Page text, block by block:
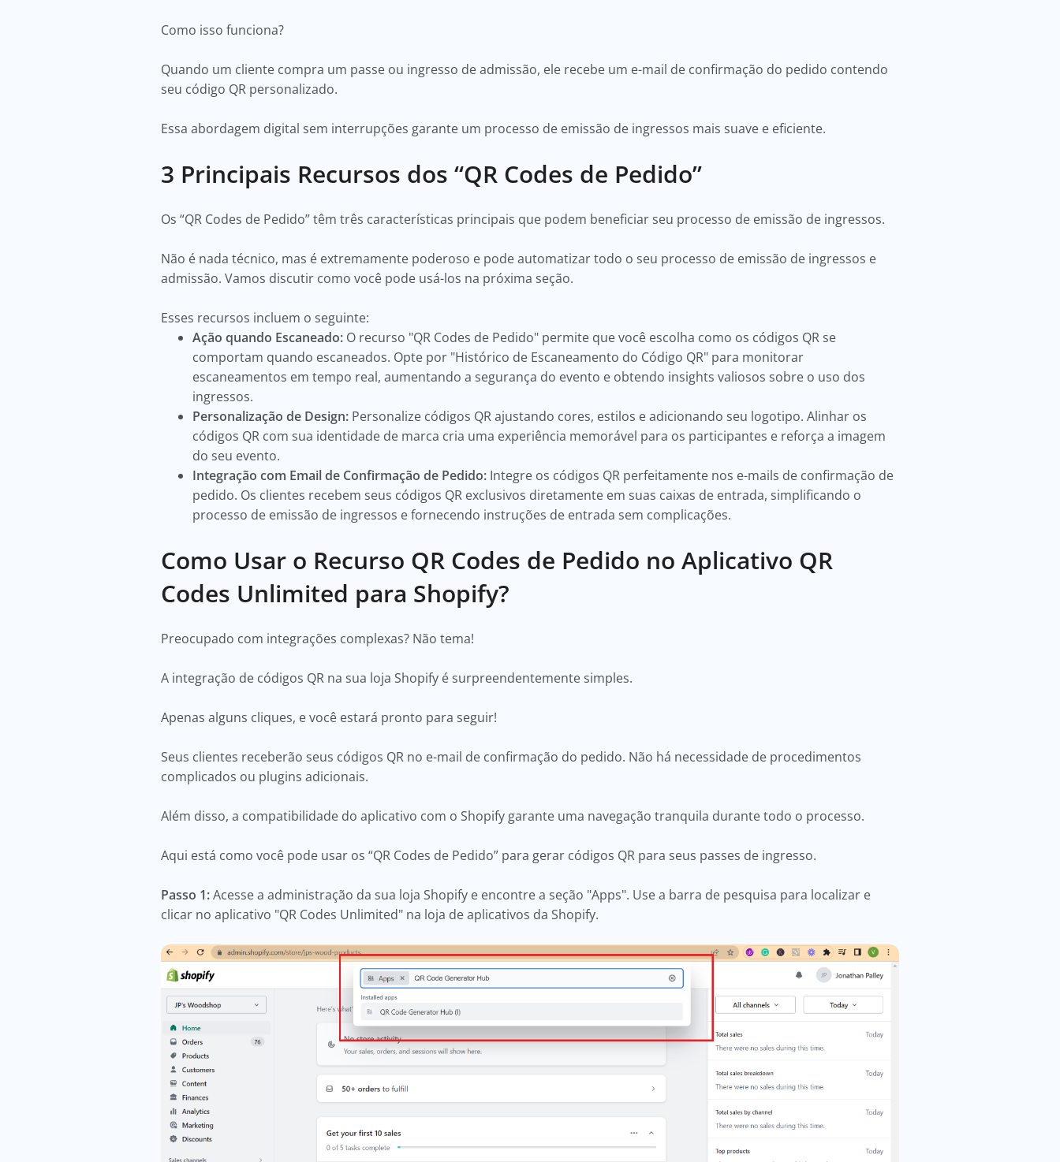
Como isso funciona?
Quando um cliente compra um passe ou ingresso de admissão, ele recebe um e-mail de confirmação do pedido contendo
seu código QR personalizado.
Essa abordagem digital sem interrupções garante um processo de emissão de ingressos mais suave e eficiente.
3 Principais Recursos dos “QR Codes de Pedido”
Os “QR Codes de Pedido” têm três características principais que podem beneficiar seu processo de emissão de ingressos.
Não é nada técnico, mas é extremamente poderoso e pode automatizar todo o seu processo de emissão de ingressos e
admissão. Vamos discutir como você pode usá-los na próxima seção.
Esses recursos incluem o seguinte:
Ação quando Escaneado: O recurso "QR Codes de Pedido" permite que você escolha como os códigos QR se
comportam quando escaneados. Opte por "Histórico de Escaneamento do Código QR" para monitorar
escaneamentos em tempo real, aumentando a segurança do evento e obtendo insights valiosos sobre o uso dos
ingressos.
Personalização de Design: Personalize códigos QR ajustando cores, estilos e adicionando seu logotipo. Alinhar os
códigos QR com sua identidade de marca cria uma experiência memorável para os participantes e reforça a imagem
do seu evento.
Integração com Email de Confirmação de Pedido: Integre os códigos QR perfeitamente nos e-mails de confirmação de
pedido. Os clientes recebem seus códigos QR exclusivos diretamente em suas caixas de entrada, simplificando o
processo de emissão de ingressos e fornecendo instruções de entrada sem complicações.
Como Usar o Recurso QR Codes de Pedido no Aplicativo QR
Codes Unlimited para Shopify?
Preocupado com integrações complexas? Não tema!
A integração de códigos QR na sua loja Shopify é surpreendentemente simples.
Apenas alguns cliques, e você estará pronto para seguir!
Seus clientes receberão seus códigos QR no e-mail de confirmação do pedido. Não há necessidade de procedimentos
complicados ou plugins adicionais.
Além disso, a compatibilidade do aplicativo com o Shopify garante uma navegação tranquila durante todo o processo.
Aqui está como você pode usar os “QR Codes de Pedido” para gerar códigos QR para seus passes de ingresso.
Passo 1:Acesse a administração da sua loja Shopify e encontre a seção "Apps". Use a barra de pesquisa para localizar e
clicar no aplicativo "QR Codes Unlimited" na loja de aplicativos da Shopify.